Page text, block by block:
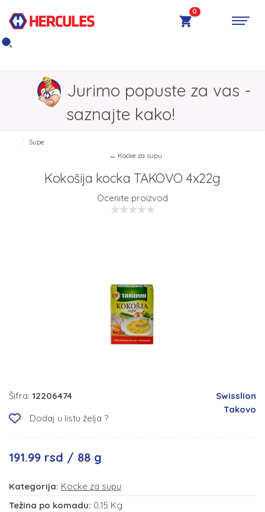
0
Jurimo popuste za vas -
saznajte kako!
Supe
← Kocke za supu
Kokošija kocka TAKOVO 4x22g
Ocenite proizvod
Šifra: 12206474
Dodaj u listu želja ?
Swisslion
Takovo
191.99 rsd / 88 g
Kategorija: Kocke za supu
Težina po komadu: 0.15 Kg